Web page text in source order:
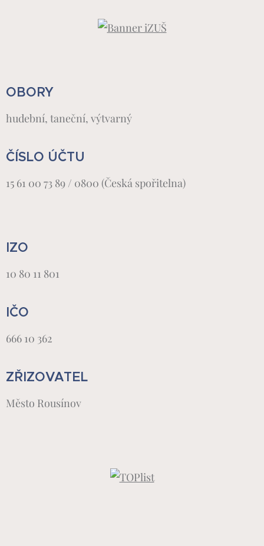
OBORY
hudební, taneční, výtvarný
ČÍSLO ÚČTU
15 61 00 73 89 / 0800 (Česká spořitelna)
IZO
10 80 11 801
IČO
666 10 362
ZŘIZOVATEL
Město Rousínov